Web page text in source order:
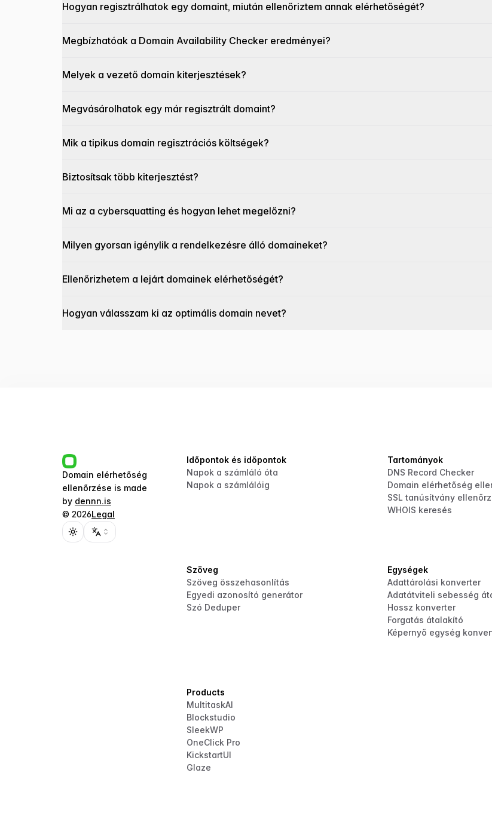
Hogyan regisztrálhatok egy domaint, miután ellenőriztem annak elérhetőségét?
Megbízhatóak a Domain Availability Checker eredményei?
Melyek a vezető domain kiterjesztések?
Megvásárolhatok egy már regisztrált domaint?
Mik a tipikus domain regisztrációs költségek?
Biztosítsak több kiterjesztést?
Mi az a cybersquatting és hogyan lehet megelőzni?
Milyen gyorsan igénylik a rendelkezésre álló domaineket?
Ellenőrizhetem a lejárt domainek elérhetőségét?
Hogyan válasszam ki az optimális domain nevet?
Domain elérhetőség
ellenőrzése is made
by dennn.is
© 2026Legal
Toggle theme
Időpontok és időpontok
Napok a számláló óta
Napok a számlálóig
Tartományok
DNS Record Checker
Domain elérhetőség
SSL tanúsítvány
WHOIS keresés
Szöveg
Szöveg összehasonlítás
Egyedi azonosító generátor
Szó Deduper
Egységek
Adattárolási konverter
Adatátviteli sebesség
Hossz konverter
Forgatás átalakító
Képernyő egység
Products
MultitaskAI
Blockstudio
SleekWP
OneClick Pro
KickstartUI
Glaze